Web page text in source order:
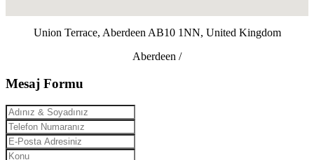
Union Terrace, Aberdeen AB10 1NN, United Kingdom
Aberdeen /
Mesaj Formu